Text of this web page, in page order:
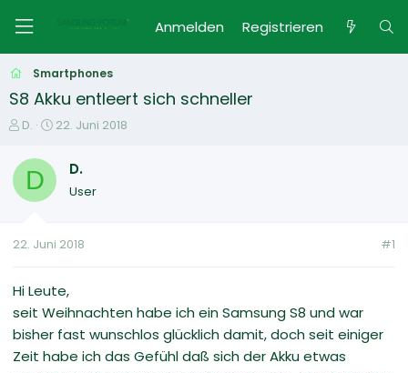
Anmelden Registrieren
Smartphones
S8 Akku entleert sich schneller
E
s
e
e
D.
E
t
t
m
22. Juni 2018
D D.
User
22. Juni 2018 #1
Hi Leute,
seit Weihnachten habe ich ein Samsung S8 und war
bisher fast wunschlos glücklich damit, doch seit einiger
Zeit habe ich das Gefühl daß sich der Akku etwas